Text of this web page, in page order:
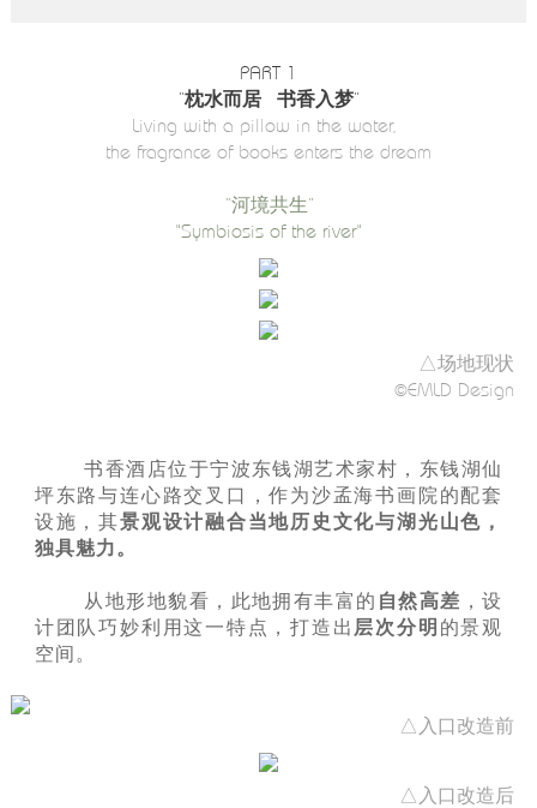
PART 1
“枕水而居 书香入梦”
Living with a pillow in the water,
the fragrance of books enters the dream
“河境共生”
"Symbiosis of the river"
△场地现状
©EMLD Design
书香酒店位于宁波东钱湖艺术家村，东钱湖仙
坪东路与连心路交叉口，作为沙孟海书画院的配套
设施，其景观设计融合当地历史文化与湖光山色，
独具魅力。
从地形地貌看，此地拥有丰富的 自然高差 ，设
计团队巧妙利用这一特点，打造出 层次分明 的景观
空间。
△入口改造前
△入口改造后